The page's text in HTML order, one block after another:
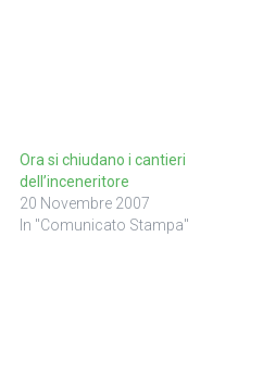
Ora si chiudano i cantieri
dell’inceneritore
20 Novembre 2007
In "Comunicato Stampa"